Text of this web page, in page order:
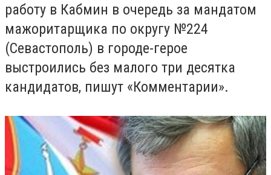
работу в Кабмин в очередь за мандатом
мажоритарщика по округу №224
(Севастополь) в городе-герое
выстроились без малого три десятка
кандидатов, пишут «Комментарии».